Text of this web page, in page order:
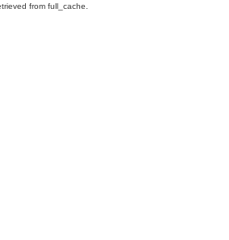
from full_cache.